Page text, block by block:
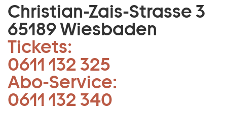
Christian-Zais-Strasse 3
65189 Wiesbaden
Tickets:
0611 132 325
Abo-Service:
0611 132 340